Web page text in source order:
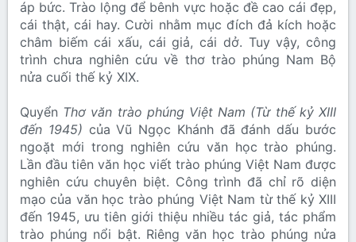
áp bức. Trào lộng để bênh vực hoặc đề cao cái đẹp,
cái thật, cái hay. Cười nhằm mục đích đả kích hoặc
châm biếm cái xấu, cái giả, cái dở. Tuy vậy, công
trình chưa nghiên cứu về thơ trào phúng Nam Bộ
nửa cuối thế kỷ XIX.
Quyển Thơ văn trào phúng Việt Nam (Từ thế kỷ XIII
đến 1945) của Vũ Ngọc Khánh đã đánh dấu bước
ngoặt mới trong nghiên cứu văn học trào phúng.
Lần đầu tiên văn học viết trào phúng Việt Nam được
nghiên cứu chuyên biệt. Công trình đã chỉ rõ diện
mạo của văn học trào phúng Việt Nam từ thế kỷ XIII
đến 1945, ưu tiên giới thiệu nhiều tác giả, tác phẩm
trào phúng nổi bật. Riêng văn học trào phúng nửa